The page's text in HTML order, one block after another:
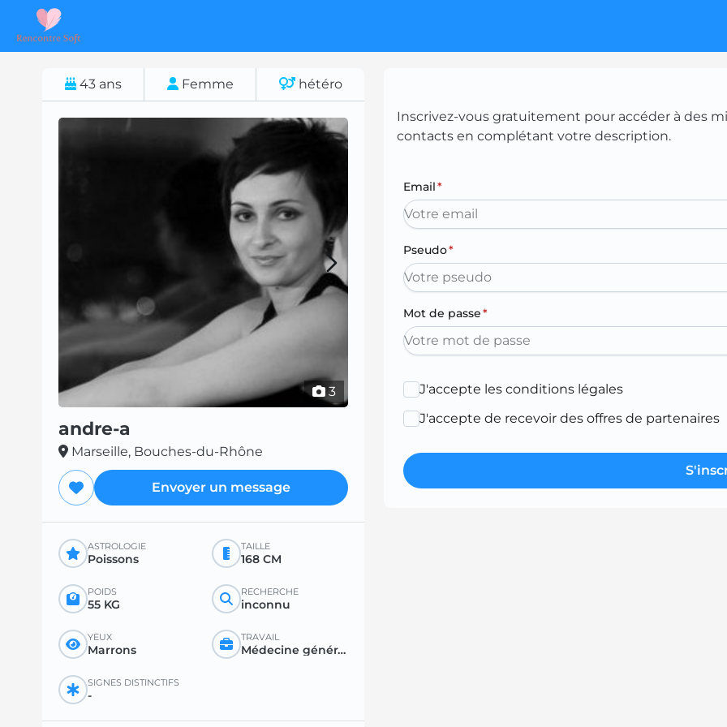
43 ans Femme hétéro
3
andre-a
Marseille, Bouches-du-Rhône
Envoyer un message
ASTROLOGIE
Poissons
TAILLE
168 CM
POIDS
55 KG
RECHERCHE
inconnu
YEUX
Marrons
TRAVAIL
Médecine générale ou spécialisée
SIGNES DISTINCTIFS
-
Inscrivez-vous gratuitement pour accéder à des
contacts en complétant votre description.
Email*
Pseudo*
Mot de passe*
J'accepte les conditions légales
J'accepte de recevoir des offres de partenaires